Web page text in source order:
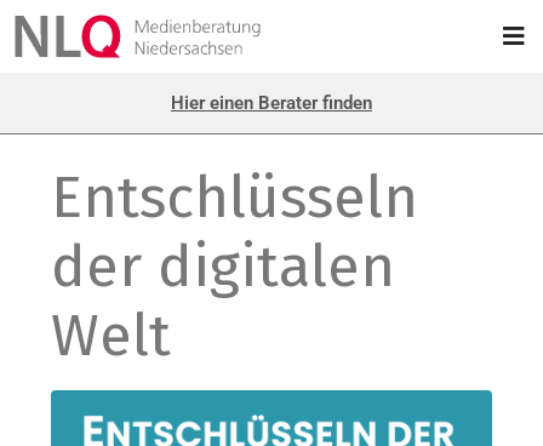
Hier einen Berater finden
Entschlüsseln
der digitalen
Welt